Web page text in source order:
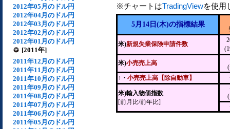
2012年05月のドル円
2012年04月のドル円
2012年03月のドル円
2012年02月のドル円
2012年01月のドル円
[2011年]
2011年12月のドル円
2011年11月のドル円
2011年10月のドル円
2011年09月のドル円
2011年08月のドル円
2011年07月のドル円
2011年06月のドル円
2011年05月のドル円
※チャートはTradingViewを使用
5月14日(木)の指標結果
米)新規失業保険申請件数
米)小売売上高
↑・ 小売売上高【除自動車】
米)輸入物価指数
[前月比/前年比]